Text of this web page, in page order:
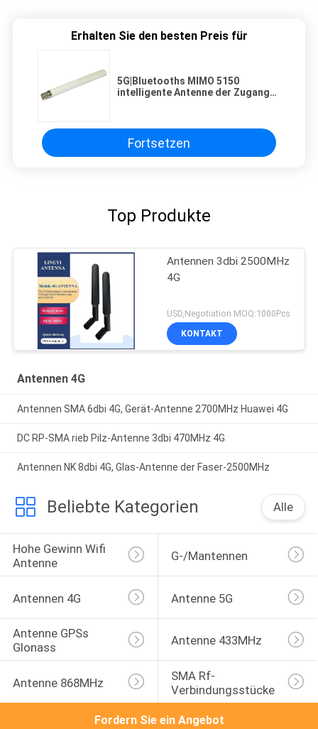
Erhalten Sie den besten Preis für
5G|Bluetooths MIMO 5150
intelligente Antenne der Zugangs-
Fortsetzen
Top Produkte
Antennen 3dbi 2500MHz
4G
USD,Negotiation MOQ:1000Pcs
KONTAKT
Antennen 4G
Antennen SMA 6dbi 4G, Gerät-Antenne 2700MHz Huawei 4G
DC RP-SMA rieb Pilz-Antenne 3dbi 470MHz 4G
Antennen NK 8dbi 4G, Glas-Antenne der Faser-2500MHz
Beliebte Kategorien Alle
Hohe Gewinn Wifi
Antenne
G-/Mantennen
Antennen 4G Antenne 5G
Antenne GPSs
Glonass
Antenne 433MHz
Antenne 868MHz
SMA Rf-
Verbindungsstücke
Fordern Sie ein Angebot